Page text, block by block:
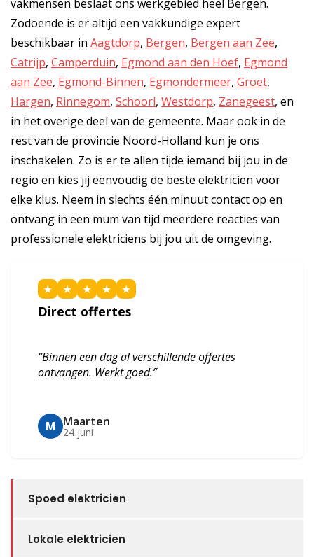
vakmensen beslaat ons werkgebied heel Bergen.
Zodoende is er altijd een vakkundige expert
beschikbaar in Aagtdorp, Bergen, Bergen aan Zee,
Catrijp, Camperduin, Egmond aan den Hoef, Egmond
aan Zee, Egmond-Binnen, Egmondermeer, Groet,
Hargen, Rinnegom, Schoorl, Westdorp, Zanegeest, en
in het overige deel van de gemeente. Maar ook in de
rest van de provincie Noord-Holland kun je ons
inschakelen. Zo is er te allen tijde iemand bij jou in de
regio en kies jij eenvoudig de beste elektricien voor
elke klus. Neem in slechts één minuut contact op en
ontvang in een mum van tijd meerdere reacties van
professionele elektriciens bij jou uit de omgeving.
★ ★ ★ ★ ★
Direct offertes
“Binnen een dag al verschillende offertes
ontvangen. Werkt goed.”
M Maarten
24 juni
Spoed elektricien
Lokale elektricien